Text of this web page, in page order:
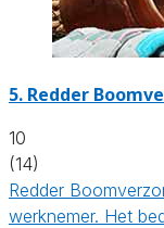
5. Redder
10
(14)
Redder
werknemer. Het